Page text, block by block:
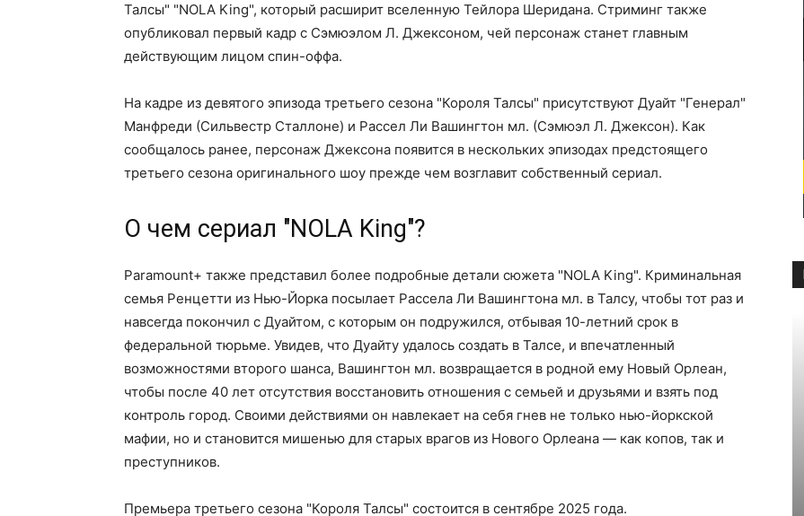
Талсы" "NOLA King", который расширит вселенную Тейлора Шеридана. Стриминг также
опубликовал первый кадр с Сэмюэлом Л. Джексоном, чей персонаж станет главным
действующим лицом спин-оффа.
На кадре из девятого эпизода третьего сезона "Короля Талсы" присутствуют Дуайт "Генерал"
Манфреди (Сильвестр Сталлоне) и Рассел Ли Вашингтон мл. (Сэмюэл Л. Джексон). Как
сообщалось ранее, персонаж Джексона появится в нескольких эпизодах предстоящего
третьего сезона оригинального шоу прежде чем возглавит собственный сериал.
О чем сериал "NOLA King"?
Paramount+ также представил более подробные детали сюжета "NOLA King". Криминальная
семья Ренцетти из Нью-Йорка посылает Рассела Ли Вашингтона мл. в Талсу, чтобы тот раз и
навсегда покончил с Дуайтом, с которым он подружился, отбывая 10-летний срок в
федеральной тюрьме. Увидев, что Дуайту удалось создать в Талсе, и впечатленный
возможностями второго шанса, Вашингтон мл. возвращается в родной ему Новый Орлеан,
чтобы после 40 лет отсутствия восстановить отношения с семьей и друзьями и взять под
контроль город. Своими действиями он навлекает на себя гнев не только нью-йоркской
мафии, но и становится мишенью для старых врагов из Нового Орлеана — как копов, так и
преступников.
Премьера третьего сезона "Короля Талсы" состоится в сентябре 2025 года.